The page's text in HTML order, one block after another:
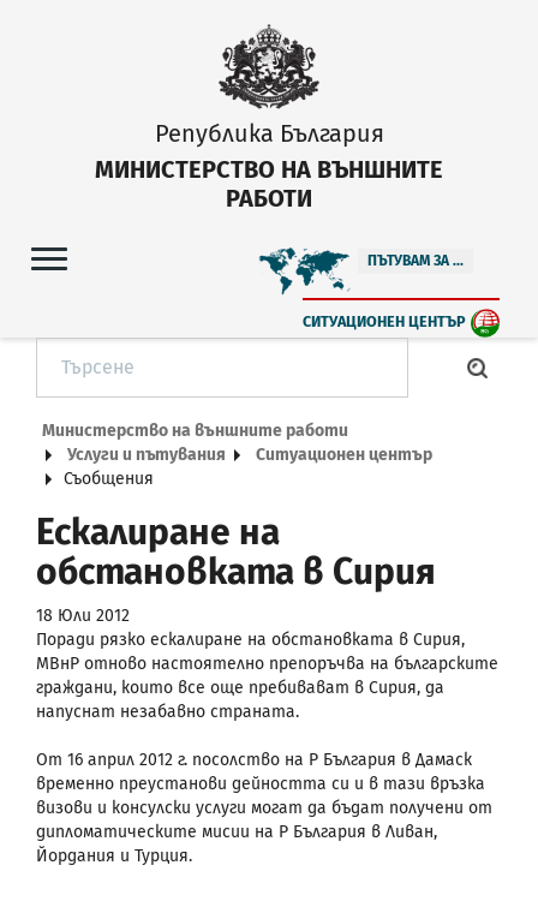
Република България
МИНИСТЕРСТВО НА ВЪНШНИТЕ
РАБОТИ
ПЪТУВАМ ЗА ...
СИТУАЦИОНЕН ЦЕНТЪР
Министерство на външните работи
Услуги и пътувания
Ситуационен център
Съобщения
Ескалиране на
обстановката в Сирия
18 Юли 2012
Поради рязко ескалиране на обстановката в Сирия,
МВнР отново настоятелно препоръчва на българските
граждани, които все още пребивават в Сирия, да
напуснат незабавно страната.
От 16 април 2012 г. посолство на Р България в Дамаск
временно преустанови дейността си и в тази връзка
визови и консулски услуги могат да бъдат получени от
дипломатическите мисии на Р България в Ливан,
Йордания и Турция.